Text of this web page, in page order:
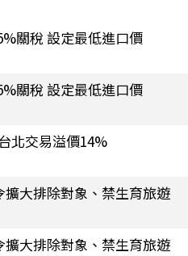
關稅 設定最低進口價
關稅 設定最低進口價
北交易溢價14%
大排除對象、禁生育旅遊
大排除對象、禁生育旅遊